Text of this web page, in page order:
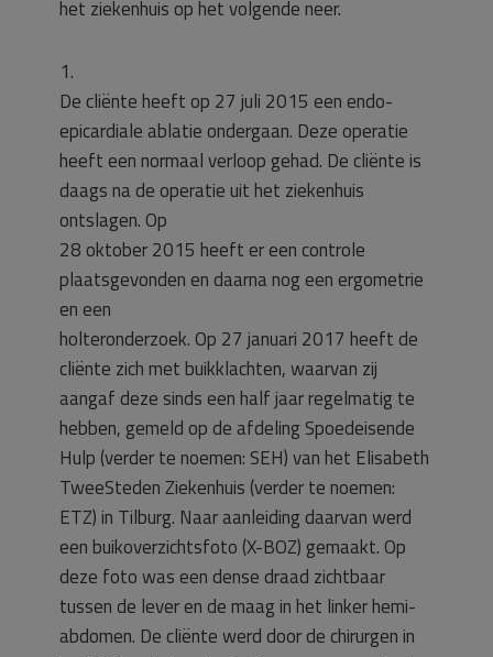
het ziekenhuis op het volgende neer.
1.
De cliënte heeft op 27 juli 2015 een endo-
epicardiale ablatie ondergaan. Deze operatie
heeft een normaal verloop gehad. De cliënte is
daags na de operatie uit het ziekenhuis
ontslagen. Op
28 oktober 2015 heeft er een controle
plaatsgevonden en daarna nog een ergometrie
en een
holteronderzoek. Op 27 januari 2017 heeft de
cliënte zich met buikklachten, waarvan zij
aangaf deze sinds een half jaar regelmatig te
hebben, gemeld op de afdeling Spoedeisende
Hulp (verder te noemen: SEH) van het Elisabeth
TweeSteden Ziekenhuis (verder te noemen:
ETZ) in Tilburg. Naar aanleiding daarvan werd
een buikoverzichtsfoto (X-BOZ) gemaakt. Op
deze foto was een dense draad zichtbaar
tussen de lever en de maag in het linker hemi-
abdomen. De cliënte werd door de chirurgen in